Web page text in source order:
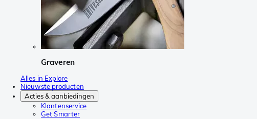
Graveren
Alles in Explore
Nieuwste producten
Acties & aanbiedingen
Klantenservice
Get Smarter